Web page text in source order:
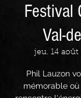
Festival
Val-
jeu. 14 août
Phil Lauzon
mémorable